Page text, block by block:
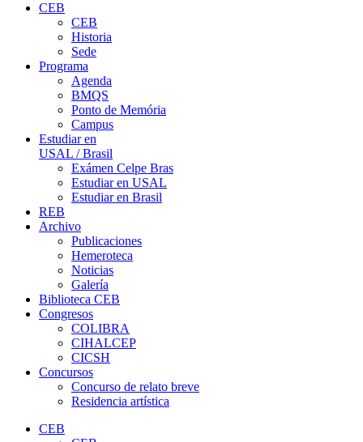
CEB
CEB
Historia
Sede
Programa
Agenda
BMQS
Ponto de Memória
Campus
Estudiar en
USAL / Brasil
Exámen Celpe Bras
Estudiar en USAL
Estudiar en Brasil
REB
Archivo
Publicaciones
Hemeroteca
Noticias
Galería
Biblioteca CEB
Congresos
COLIBRA
CIHALCEP
CICSH
Concursos
Concurso de relato breve
Residencia artística
CEB